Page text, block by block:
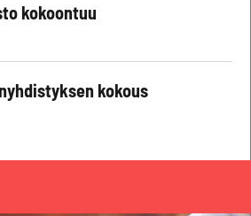
kokoontuu
kokous